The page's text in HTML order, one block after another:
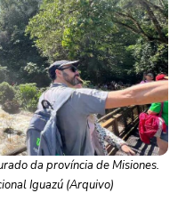
da província de Misiones.
Iguazú (Arquivo)